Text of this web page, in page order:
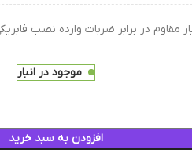
مقاوم در برابر ضربات وارده نصب
موجود در انبار
افزودن به سبد خرید